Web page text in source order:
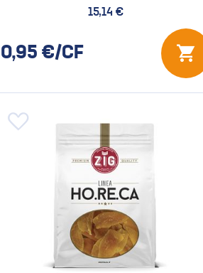
15,14 €
0,95 €/CF